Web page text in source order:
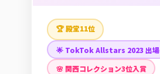
🏆 殿堂11位
🌟 TokTok Allstars 2023 出場
🌸 関西コレクション3位入賞